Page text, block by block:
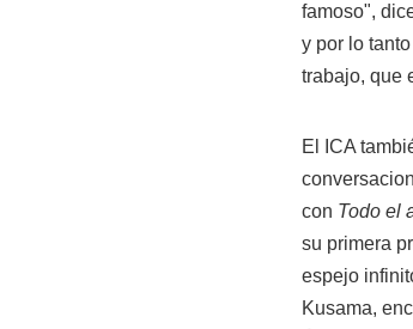
famoso",
y por lo
trabajo, que
El ICA
con Todo el
su primera
espejo
Kusama,